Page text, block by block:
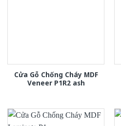
Cửa Gỗ Chống Cháy MDF
Veneer P1R2 ash